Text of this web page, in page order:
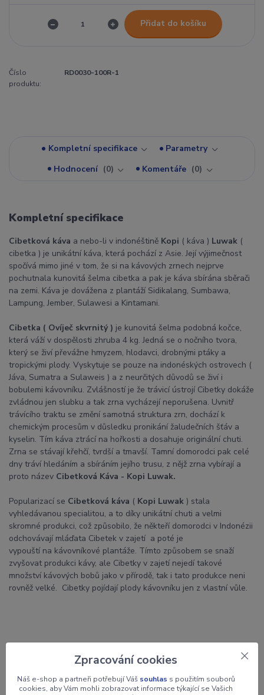
Přidat do košíku
Číslo
produktu:
RD0030-100R-1
Kompletní specifikace
Parametry
Hodnocení
0 Komentáře 0
Kompletní specifikace
Cibetková káva a nebo-li v indonéštině Kopi ( káva ) Luwak (
cibetka ) je unikátní káva, která pochází z Asie. Její výjimečnost
spočívá mimo jiné v tom, že si na kávových zrnech nejprve
pochutnala kunovitá šelma cibetka a pak je káva sbírána sběrači
na zemi. Káva je dovážena z plantáží Sidikalang, Sumbawa,
Lampung, Jember, Sulawesi a Kintamani.
Cibetka ( Ovíječ skvrnitý ) je kunovitá šelma podobná kočce,
která váží v dospělosti zhruba 4 kg. Jedná se o nočního tvora,
který se živí převážne hmyzem, hlodavci, drobnými ptáky a
tropickými plody. Vyskytuje se pouze na indonéských ostrovech (
Jáva, Sumatra a Sulaweis ) a z neurčitých důvodů se živí i
bobulemi kávovníku. Zvlášností je že trávicí ústrojí Cibetky dokáže
zvládnou jen slubku a tak zrna vycházejí neporušena. Uvnitř
trávícího traktu se změní samotná struktura zrn, dochází k
chemickým procesům v důsledku pronikání žaludečních šťáv a
kyselin. Tím káva ztrácí na hořkosti a dosahuje originální chuti.
Zrna se stávají křehčí, tvrdší a tmavší. Tamní domorodci pak celé
dny tráví hledáním a sbíráním jejího trusu, z nějž zrna vybírají a
proto název Cibetková Káva - Kopi Luwak.
Popularizací se Cibetková káva ( Kopi Luwak ) stala
vyhledávanou specialitou, a to díky unikátní chuti a velmi
skromné produkci, což způsobilo, že někteří domorodci v Indonézii
odchovávají mláďata Cibetek v zajetí a poté je
vypouští na kávovníkové plantáže. Tímto způsobem se snaží
zvyšovat produkci kávy, ale Cibetky v zajetí nejedí takové
množství kávových bobů jako v přírodě, tak i tato produkce neni
rovněž velké. Cibetky pojídají plody kávovníku jen z vlastní vůle.
Zpracování cookies
Náš e-shop a partneři potřebují Váš souhlas s použitím souborů
cookies, aby Vám mohli zobrazovat informace týkající se Vašich